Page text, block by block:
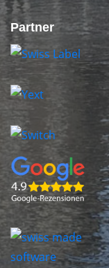
Partner